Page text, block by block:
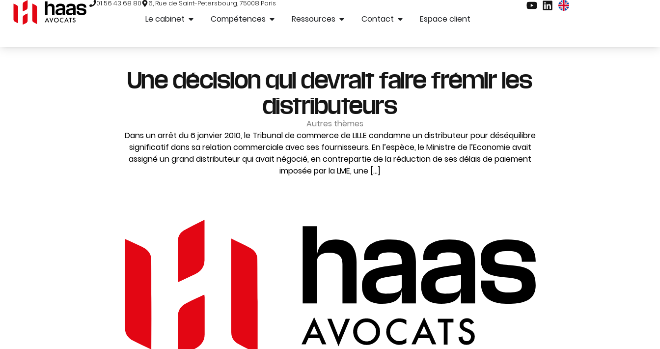
01 56 43 68 80 6, Rue de Saint-Petersbourg, 75008 Paris
Le cabinet Compétences Ressources Contact Espace client
Une décision qui devrait faire frémir les
distributeurs
Autres thèmes
Dans un arrêt du 6 janvier 2010, le Tribunal de commerce de LILLE condamne un distributeur pour déséquilibre
significatif dans sa relation commerciale avec ses fournisseurs. En l’espèce, le Ministre de l’Economie avait
assigné un grand distributeur qui avait négocié, en contrepartie de la réduction de ses délais de paiement
imposée par la LME, une […]